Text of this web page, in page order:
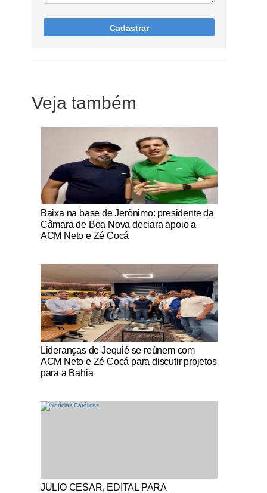
Cadastrar
Veja também
Notícias Católicas
Baixa na base de Jerônimo: presidente da
Câmara de Boa Nova declara apoio a
ACM Neto e Zé Cocá
Notícias Católicas
Lideranças de Jequié se reúnem com
ACM Neto e Zé Cocá para discutir projetos
para a Bahia
Notícias Católicas
JULIO CESAR, EDITAL PARA